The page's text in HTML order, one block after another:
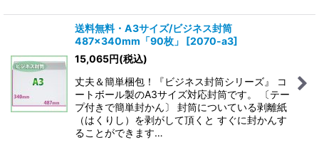
送料無料・A3サイズ/ビジネス封筒
487×340mm「90枚」
[2070-a3]
15,065円(税込)
丈夫＆簡単梱包！『ビジネス封筒シリーズ』 コ
ートボール製のA3サイズ対応封筒です。 〔テー
プ付きで簡単封かん〕 封筒についている剥離紙
（はくりし）を剥がして頂くと すぐに封かんす
ることができます…